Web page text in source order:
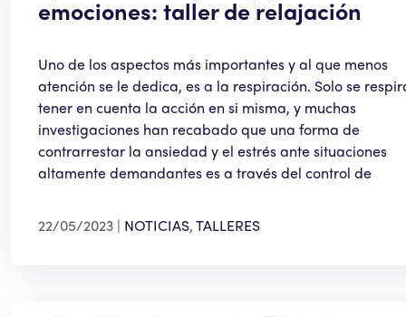
emociones: taller de relajación
Uno de los aspectos más importantes y al que menos
atención se le dedica, es a la respiración. Solo se
tener en cuenta la acción en si misma, y muchas
investigaciones han recabado que una forma de
contrarrestar la ansiedad y el estrés ante situaciones
altamente demandantes es a través del control de
22/05/2023 NOTICIAS,TALLERES